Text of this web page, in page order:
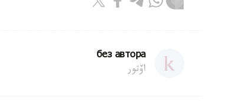
без автора
اۆتور